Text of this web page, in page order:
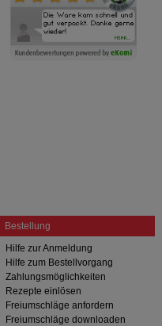
Bestellung
Hilfe zur Anmeldung
Hilfe zum Bestellvorgang
Zahlungsmöglichkeiten
Rezepte einlösen
Freiumschläge anfordern
Freiumschläge downloaden